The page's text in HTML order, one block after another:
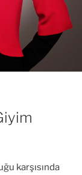
karşısında